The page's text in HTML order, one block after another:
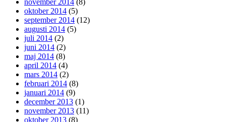
oktober 2014 (5)
september 2014 (12)
augusti 2014 (5)
juli 2014 (2)
juni 2014 (2)
maj 2014 (8)
april 2014 (4)
mars 2014 (2)
februari 2014 (8)
januari 2014 (9)
december 2013 (1)
november 2013 (11)
oktober 2013 (8)